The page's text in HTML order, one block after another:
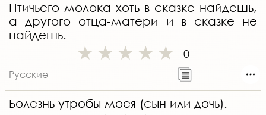
Птичьего молока хоть в сказке найдешь,
а другого отца-матери и в сказке не
найдешь.
0
Русские
Болезнь утробы моея (сын или дочь).